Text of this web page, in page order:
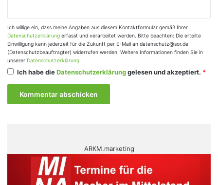
Ich willige ein, dass meine Angaben aus diesem Kontaktformular gemäß Ihrer
Datenschutzerklärung erfasst und verarbeitet werden. Bitte beachten: Die erteilte
Einwilligung kann jederzeit für die Zukunft per E-Mail an datenschutz@sor.de
(Datenschutzbeauftragter) widerrufen werden. Weitere Informationen finden Sie in
unserer Datenschutzerklärung.
Ich habe dieDatenschutzerklärunggelesen und akzeptiert. *
ARKM.marketing